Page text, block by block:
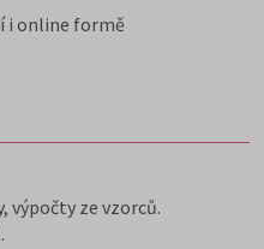
i online formě
výpočty ze vzorců.